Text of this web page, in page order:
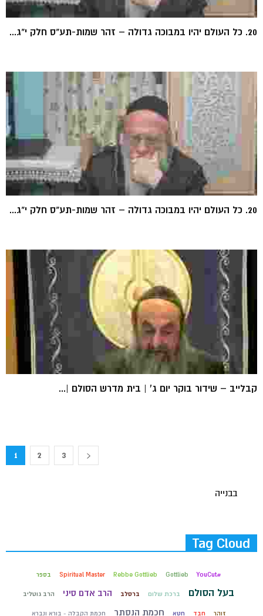
20. כל העולם יהיו במבוכה גדולה – זהר שמות-תע"ס חלק י"ג...
20. כל העולם יהיו במבוכה גדולה – זהר שמות-תע"ס חלק י"ג...
קבלייב – שידור בוקר יום ג' | בית מדרש הסולם |...
1 2 3
בבנייה
Tag Cloud
#YouCut
Gottlieb
Rebbe Gottlieb
Spiritual Master בספר
בעל הסולם ברכת שלום ברסלב הרב אדם סיני הרב גוטליב
זוהר חבד חטא חכמת הנסתר חכמת הקבלה - בורא ונברא